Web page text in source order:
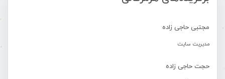
مجتبی حاجی زاده
مدیریت سایت
حجت حاجی زاده